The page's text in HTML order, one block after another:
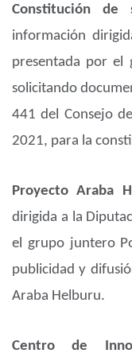
Constitución de
información
presentada por el
solicitando
441 del Consejo
2021, para la
Proyecto Araba
dirigida a la
el grupo juntero
publicidad y
Araba Helburu.
Centro de